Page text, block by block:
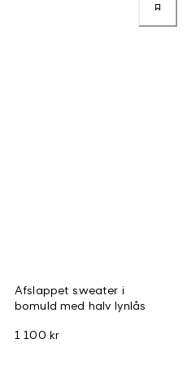
Afslappet sweater i
bomuld med halv lynlås
1 100 kr